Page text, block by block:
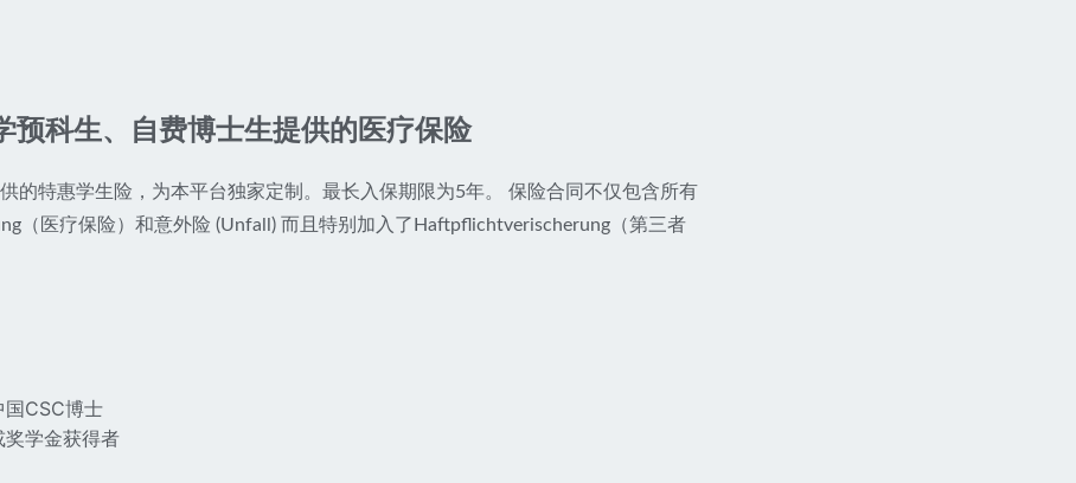
预科生、自费博士生提供的医疗保险
的特惠学生险，为本平台独家定制。最长入保期限为5年。 保险合同不仅包含所有
（医疗保险）和意外险 (Unfall) 而且特别加入了Haftpflichtverischerung（第三者
CSC博士
学金获得者